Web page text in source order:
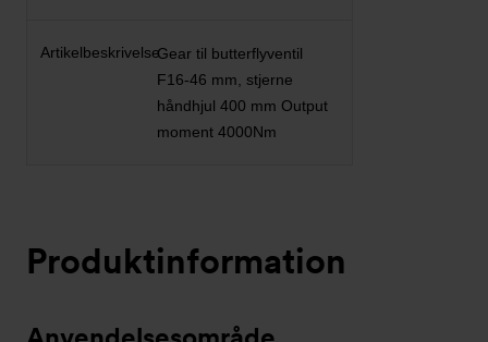
Gear til butterflyventil
F16-46 mm, stjerne
håndhjul 400 mm Output
moment 4000Nm
Produktinformation